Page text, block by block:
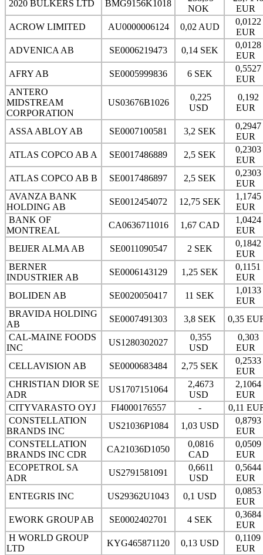
2020 BULKERS LTD BMG9156K1018
NOK
EUR
ACROW LIMITED
AU0000006124 0,02 AUD
0,0122
EUR
ADVENICA AB
SE0006219473 0,14 SEK
0,0128
EUR
AFRY AB
SE0005999836 6 SEK
0,5527
EUR
ANTERO
MIDSTREAM
CORPORATION
US03676B1026
0,225
USD
0,192
EUR
ASSA ABLOY AB SE0007100581 3,2 SEK
0,2947
EUR
ATLAS COPCO AB A
SE0017486889 2,5 SEK
0,2303
EUR
ATLAS COPCO AB B
SE0017486897 2,5 SEK
0,2303
EUR
AVANZA BANK
HOLDING AB
SE0012454072 12,75 SEK
1,1745
EUR
BANK OF
MONTREAL
CA0636711016 1,67 CAD
1,0424
EUR
BEIJER ALMA AB
SE0011090547 2 SEK
0,1842
EUR
BERNER
INDUSTRIER AB
SE0006143129 1,25 SEK
0,1151
EUR
BOLIDEN AB
SE0020050417 11 SEK
1,0133
EUR
BRAVIDA HOLDING
AB
SE0007491303 3,8 SEK
0,35
CAL-MAINE FOODS
INC
US1280302027
0,355
USD
0,303
EUR
CELLAVISION AB
SE0000683484 2,75 SEK
0,2533
EUR
CHRISTIAN DIOR SE
ADR
US1707151064
2,4673
USD
2,1064
EUR
CITYVARASTO OYJ
FI4000176557 -
0,11
CONSTELLATION
BRANDS INC
US21036P1084 1,03 USD
0,8793
EUR
CONSTELLATION
BRANDS INC CDR
CA21036D1050
0,0816
CAD
0,0509
EUR
ECOPETROL SA
ADR
US2791581091
0,6611
USD
0,5644
EUR
ENTEGRIS INC
US29362U1043 0,1 USD
0,0853
EUR
EWORK GROUP AB
SE0002402701 4 SEK
0,3684
EUR
H WORLD GROUP
LTD
KYG465871120 0,13 USD
0,1109
EUR